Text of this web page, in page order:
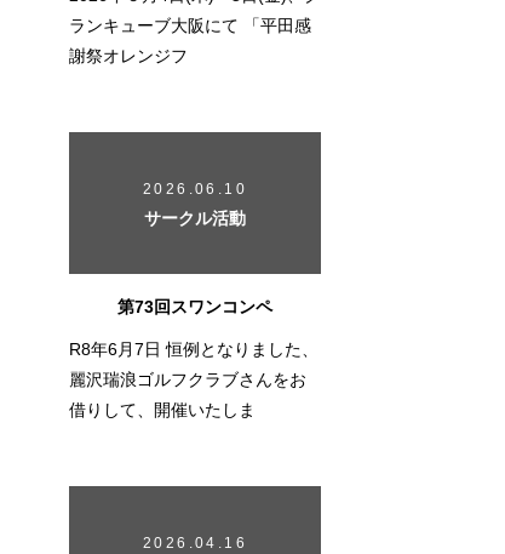
ランキューブ大阪にて 「平田感
謝祭オレンジフ
2026.06.10
サークル活動
第73回スワンコンペ
R8年6月7日 恒例となりました、
麗沢瑞浪ゴルフクラブさんをお
借りして、開催いたしま
2026.04.16